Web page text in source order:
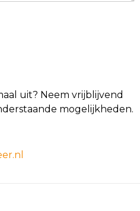
uit? Neem vrijblijvend
mogelijkheden.